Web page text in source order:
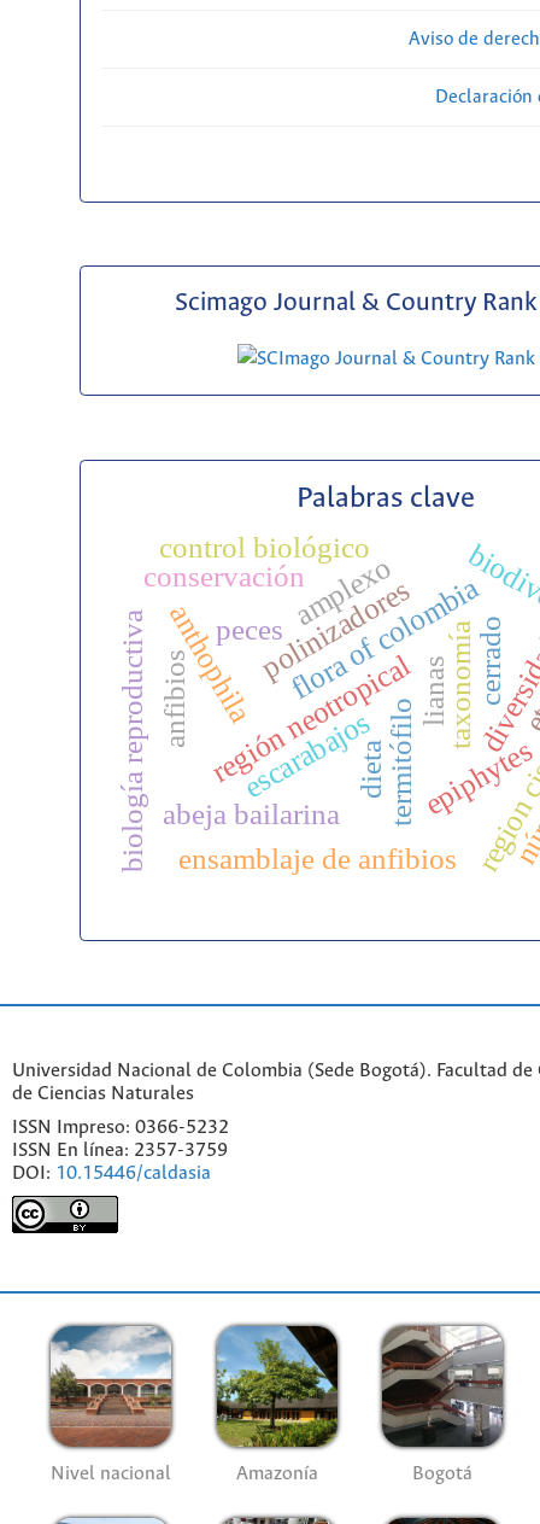
Aviso de
Scimago Journal & Country Rank
Palabras clave
epiphytes
lianas
flora of colombia
región neotropical
escarabajos
taxonomía
termitófilo
abeja bailarina
anthophilapolinizadores
amplexo
biología reproductiva
conservación
ensamblaje de anfibios
anfibios
peces
dieta
control biológico
cerrado
Universidad Nacional de Colombia (Sede Bogotá). Facultad
de Ciencias Naturales
ISSN Impreso: 0366-5232
ISSN En línea: 2357-3759
DOI: 10.15446/caldasia
Nivel nacional Amazonía Bogotá